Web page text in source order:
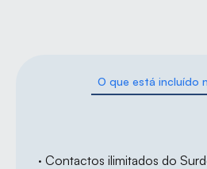
O que está incluído
· Contactos ilimitados do